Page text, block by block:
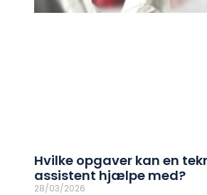
Hvilke opgaver kan en
assistent hjælpe med?
28/03/2026